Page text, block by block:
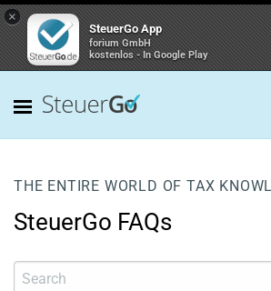
×
SteuerGo App
forium GmbH
kostenlos - In Google Play
THE ENTIRE WORLD OF TAX
SteuerGo FAQs